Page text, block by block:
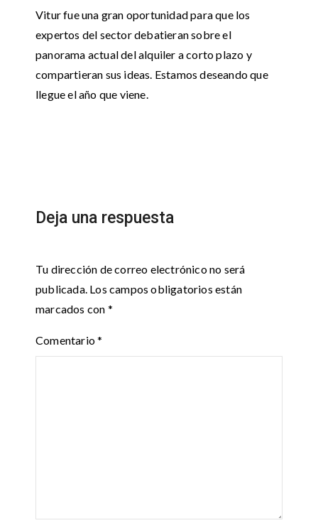
Vitur fue una gran oportunidad para que los
expertos del sector debatieran sobre el
panorama actual del alquiler a corto plazo y
compartieran sus ideas. Estamos deseando que
llegue el año que viene.
Deja una respuesta
Tu dirección de correo electrónico no será
publicada. Los campos obligatorios están
marcados con *
Comentario*